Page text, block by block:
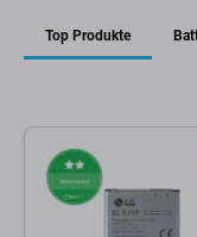
Top Produkte